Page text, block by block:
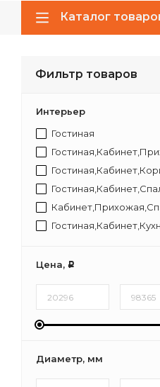
Каталог
Фильтр товаров
Интерьер
Гостиная
Цена, Р
Диаметр, мм